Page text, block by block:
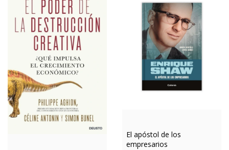
El apóstol de los
empresarios